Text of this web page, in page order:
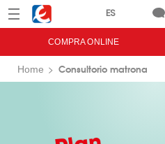
Menú Eroski
COMPRA ONLINE
Home Consultorio matrona